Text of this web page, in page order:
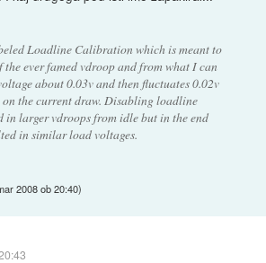
Loadline Calibration which is meant to
the ever famed vdroop and from what I can
about 0.03v and then fluctuates 0.02v
the current draw. Disabling loadline
larger vdroops from idle but in the end
in similar load voltages.
2008 ob 20:40)